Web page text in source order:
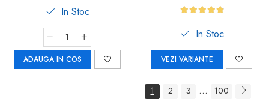
In Stoc
ADAUGA IN COS
In Stoc
VEZI VARIANTE
1 2 3 ... 100